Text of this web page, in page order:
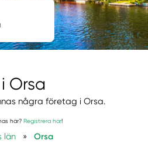
Orsa
några företag i Orsa.
här? Registrera här!
län » Orsa